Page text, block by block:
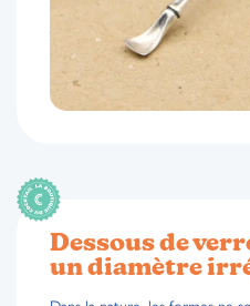
Dessous de
un diamètre